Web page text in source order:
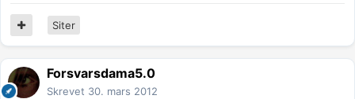
Siter
Forsvarsdama5.0
Skrevet 30. mars 2012